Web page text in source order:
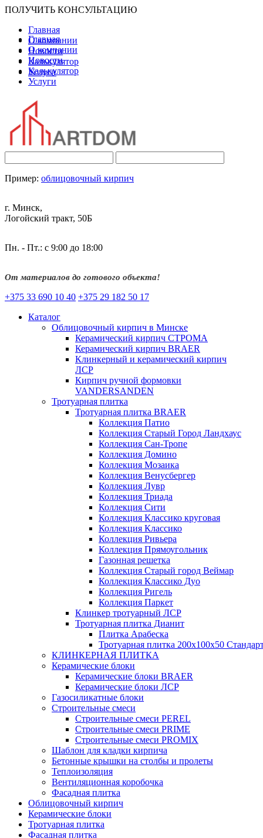
ПОЛУЧИТЬ КОНСУЛЬТАЦИЮ
Главная
О компании
Новости
Калькулятор
Услуги
Главная
О компании
Новости
Калькулятор
Услуги
Пример: облицовочный кирпич
г. Минск,
Логойский тракт, 50Б
Пн. - Пт.: с 9:00 до 18:00
От материалов до готового объекта!
+375 33 690 10 40 +375 29 182 50 17
Каталог
Облицовочный кирпич в Минске
Керамический кирпич СТРОМА
Керамический кирпич BRAER
Клинкерный и керамический кирпич
ЛСР
Кирпич ручной формовки
VANDERSANDEN
Тротуарная плитка
Тротуарная плитка BRAER
Коллекция Патио
Коллекция Старый Город Ландхаус
Коллекция Сан-Тропе
Коллекция Домино
Коллекция Мозаика
Коллекция Венусбергер
Коллекция Лувр
Коллекция Триада
Коллекция Сити
Коллекция Классико круговая
Коллекция Классико
Коллекция Ривьера
Коллекция Прямоугольник
Газонная решетка
Коллекция Старый город Веймар
Коллекция Классико Дуо
Коллекция Ригель
Коллекция Паркет
Клинкер тротуарный ЛСР
Тротуарная плитка Дианит
Плитка Арабеска
Тротуарная плитка 200х100х50
КЛИНКЕРНАЯ ПЛИТКА
Керамические блоки
Керамические блоки BRAER
Керамические блоки ЛСР
Газосиликатные блоки
Строительные смеси
Строительные смеси PEREL
Строительные смеси PRIME
Строительные смеси PROMIX
Шаблон для кладки кирпича
Бетонные крышки на столбы и пролеты
Теплоизоляция
Вентиляционная коробочка
Фасадная плитка
Облицовочный кирпич
Керамические блоки
Тротуарная плитка
Фасадная плитка